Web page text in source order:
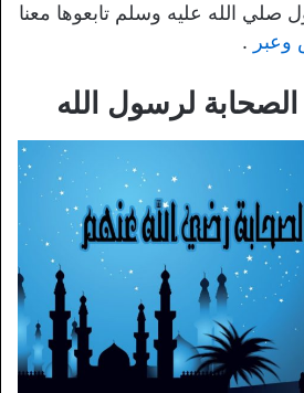
صلي الله عليه وسلم تابعوها معنا
.
لرسول الله